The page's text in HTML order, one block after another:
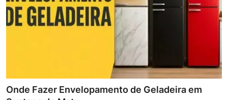
Onde Fazer Envelopamento de Geladeira em